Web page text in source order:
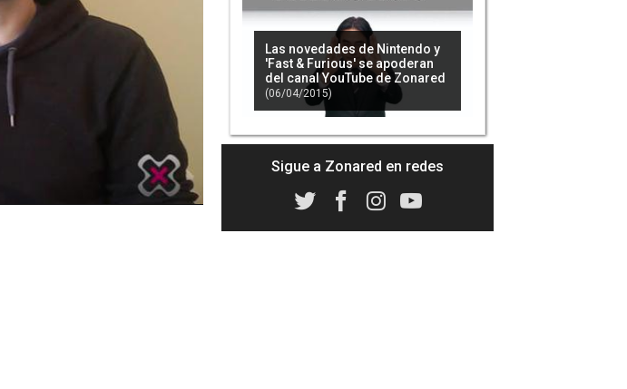
Las novedades de Nintendo y
'Fast & Furious' se apoderan
del canal YouTube de Zonared
(06/04/2015)
Sigue a Zonared en redes